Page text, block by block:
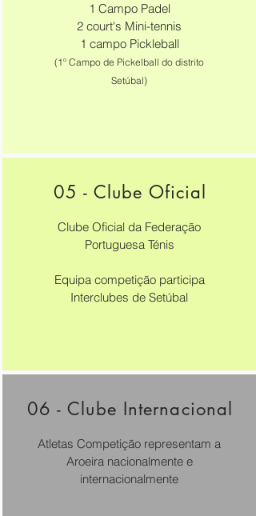
1 Campo Padel
2 court's Mini-tennis
1 campo Pickleball
(1º Campo de Pickelball do distrito
Setúbal)
05 -Clube Oficial
Clube Oficial da Federação
Portuguesa Ténis
Equipa competição participa
Interclubes de Setúbal
06 - Clube Internacional
Atletas Competição representam a
Aroeira nacionalmente e
internacionalmente